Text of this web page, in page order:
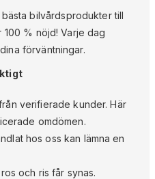
bilvårdsprodukter till
% nöjd! Varje dag
förväntningar.
verifierade kunder. Här
omdömen.
hos oss kan lämna en
och ris får synas.